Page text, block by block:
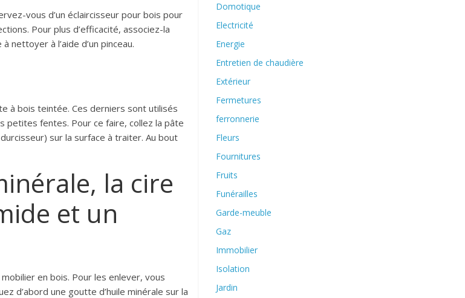
vous d’un éclaircisseur pour bois pour
Pour plus d’efficacité, associez-la
nettoyer à l’aide d’un pinceau.
à bois teintée. Ces derniers sont utilisés
fentes. Pour ce faire, collez la pâte
sur la surface à traiter. Au bout
la cire
et un
en bois. Pour les enlever, vous
d’abord une goutte d’huile minérale sur la
Domotique
Electricité
Energie
Entretien de chaudière
Extérieur
Fermetures
ferronnerie
Fleurs
Fournitures
Fruits
Funérailles
Garde-meuble
Gaz
Immobilier
Isolation
Jardin